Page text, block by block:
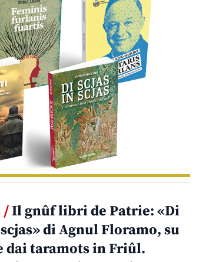
/Il gnûf libri de Patrie: «Di
di Agnul Floramo, su
dai taramots in Friûl.